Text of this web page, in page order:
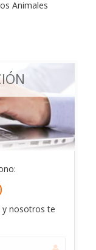
Animales
y nosotros te